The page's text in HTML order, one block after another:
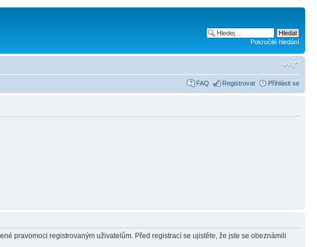
Pokročilé hledání
FAQ Registrovat Přihlásit se
pravomoci registrovaným uživatelům. Před registrací se ujistěte, že jste se obeznámili